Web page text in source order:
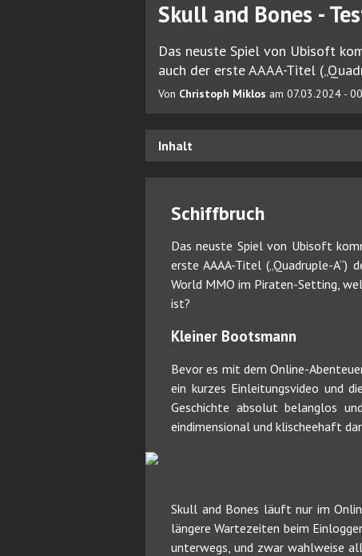
Skull and Bones -
Das neuste Spiel von Ubisoft
auch der erste AAAA-Titel
Von Christoph Miklos am 07.03.2024 -
Inhalt
Schiffbruch
Das neuste Spiel von Ubisoft
erste AAAA-Titel („Quadruple-A“)
World MMO im Piraten-Setting,
ist?
Kleiner Bootsmann
Bevor es mit dem Online-
ein kurzes Einleitungsvideo und
Geschichte absolut belanglos
eindimensional und klischeehaft
Skull and Bones läuft nur im
längere Wartezeiten beim
unterwegs, und zwar wahlweise